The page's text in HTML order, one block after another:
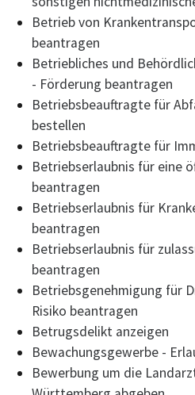
Betrieb von
beantragen
Betriebliches und
- Förderung beantragen
Betriebsbeauftragte für
bestellen
Betriebsbeauftragte für
Betriebserlaubnis für eine
beantragen
Betriebserlaubnis für
beantragen
Betriebserlaubnis für
beantragen
Betriebsgenehmigung für
Risiko beantragen
Betrugsdelikt anzeigen
Bewachungsgewerbe -
Bewerbung um die